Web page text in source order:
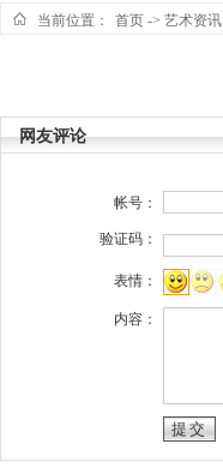
当前位置： 首页 -> 艺术资讯
网友评论
帐号：
验证码：
表情：
内容：